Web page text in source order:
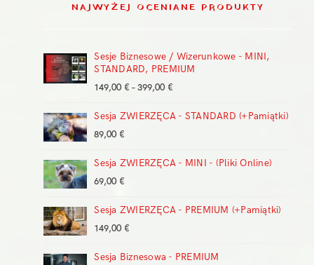
NAJWYŻEJ OCENIANE PRODUKTY
Sesje Biznesowe / Wizerunkowe - MINI,
STANDARD, PREMIUM
149,00 € – 399,00 €
od
399,00 €
Sesja ZWIERZĘCA - STANDARD (+Pamiątki)
89,00 €
Sesja ZWIERZĘCA - MINI - (Pliki Online)
69,00 €
Sesja ZWIERZĘCA - PREMIUM (+Pamiątki)
149,00 €
Sesja Biznesowa - PREMIUM